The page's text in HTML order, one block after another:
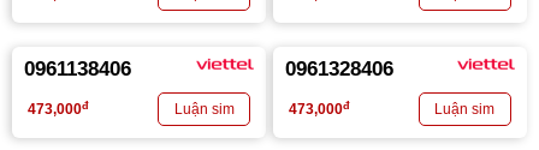
0961138406
473,000đ
0961328406
473,000đ